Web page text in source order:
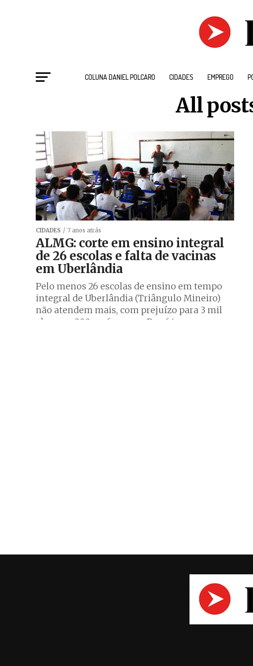
COLUNA DANIEL POLCARO CIDADES EMPREGO
All
CIDADES 7 anos atrás
ALMG: corte em ensino integral
de 26 escolas e falta de vacinas
em Uberlândia
Pelo menos 26 escolas de ensino em tempo
integral de Uberlândia (Triângulo Mineiro)
não atendem mais, com prejuízo para 3 mil
alunos e 300 professores. Das 64...